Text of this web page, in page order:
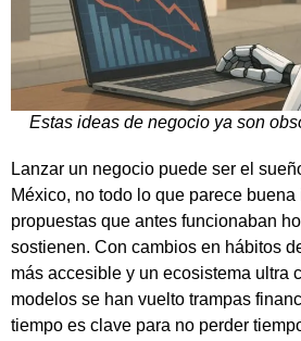
Estas ideas de negocio ya son
Lanzar un negocio puede ser el
México, no todo lo que parece
propuestas que antes funcionaban
sostienen. Con cambios en hábitos
más accesible y un ecosistema ultra
modelos se han vuelto trampas
tiempo es clave para no perder